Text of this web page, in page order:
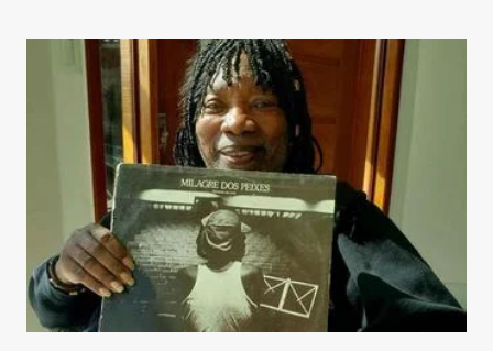
ser preparados para direta ou indiretamente,
proporcionarbenefícios reais ao público-alvo.
Será vencedora no mercado a empresa que souber
identificar o que significa valor para os seus
clientes e, tiver a sabedoria de associar esses
valores aos produtos e serviços que oferece.
Sua empresa está realmente oferecendo valor aos
seus clientes?